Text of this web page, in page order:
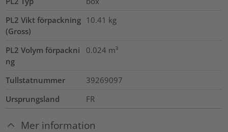
PL2 Vikt förpackning
(Gross)
10.41 kg
PL2 Volym förpackni
ng
0.024 m³
Tullstatnummer
39269097
Ursprungsland
FR
Mer information